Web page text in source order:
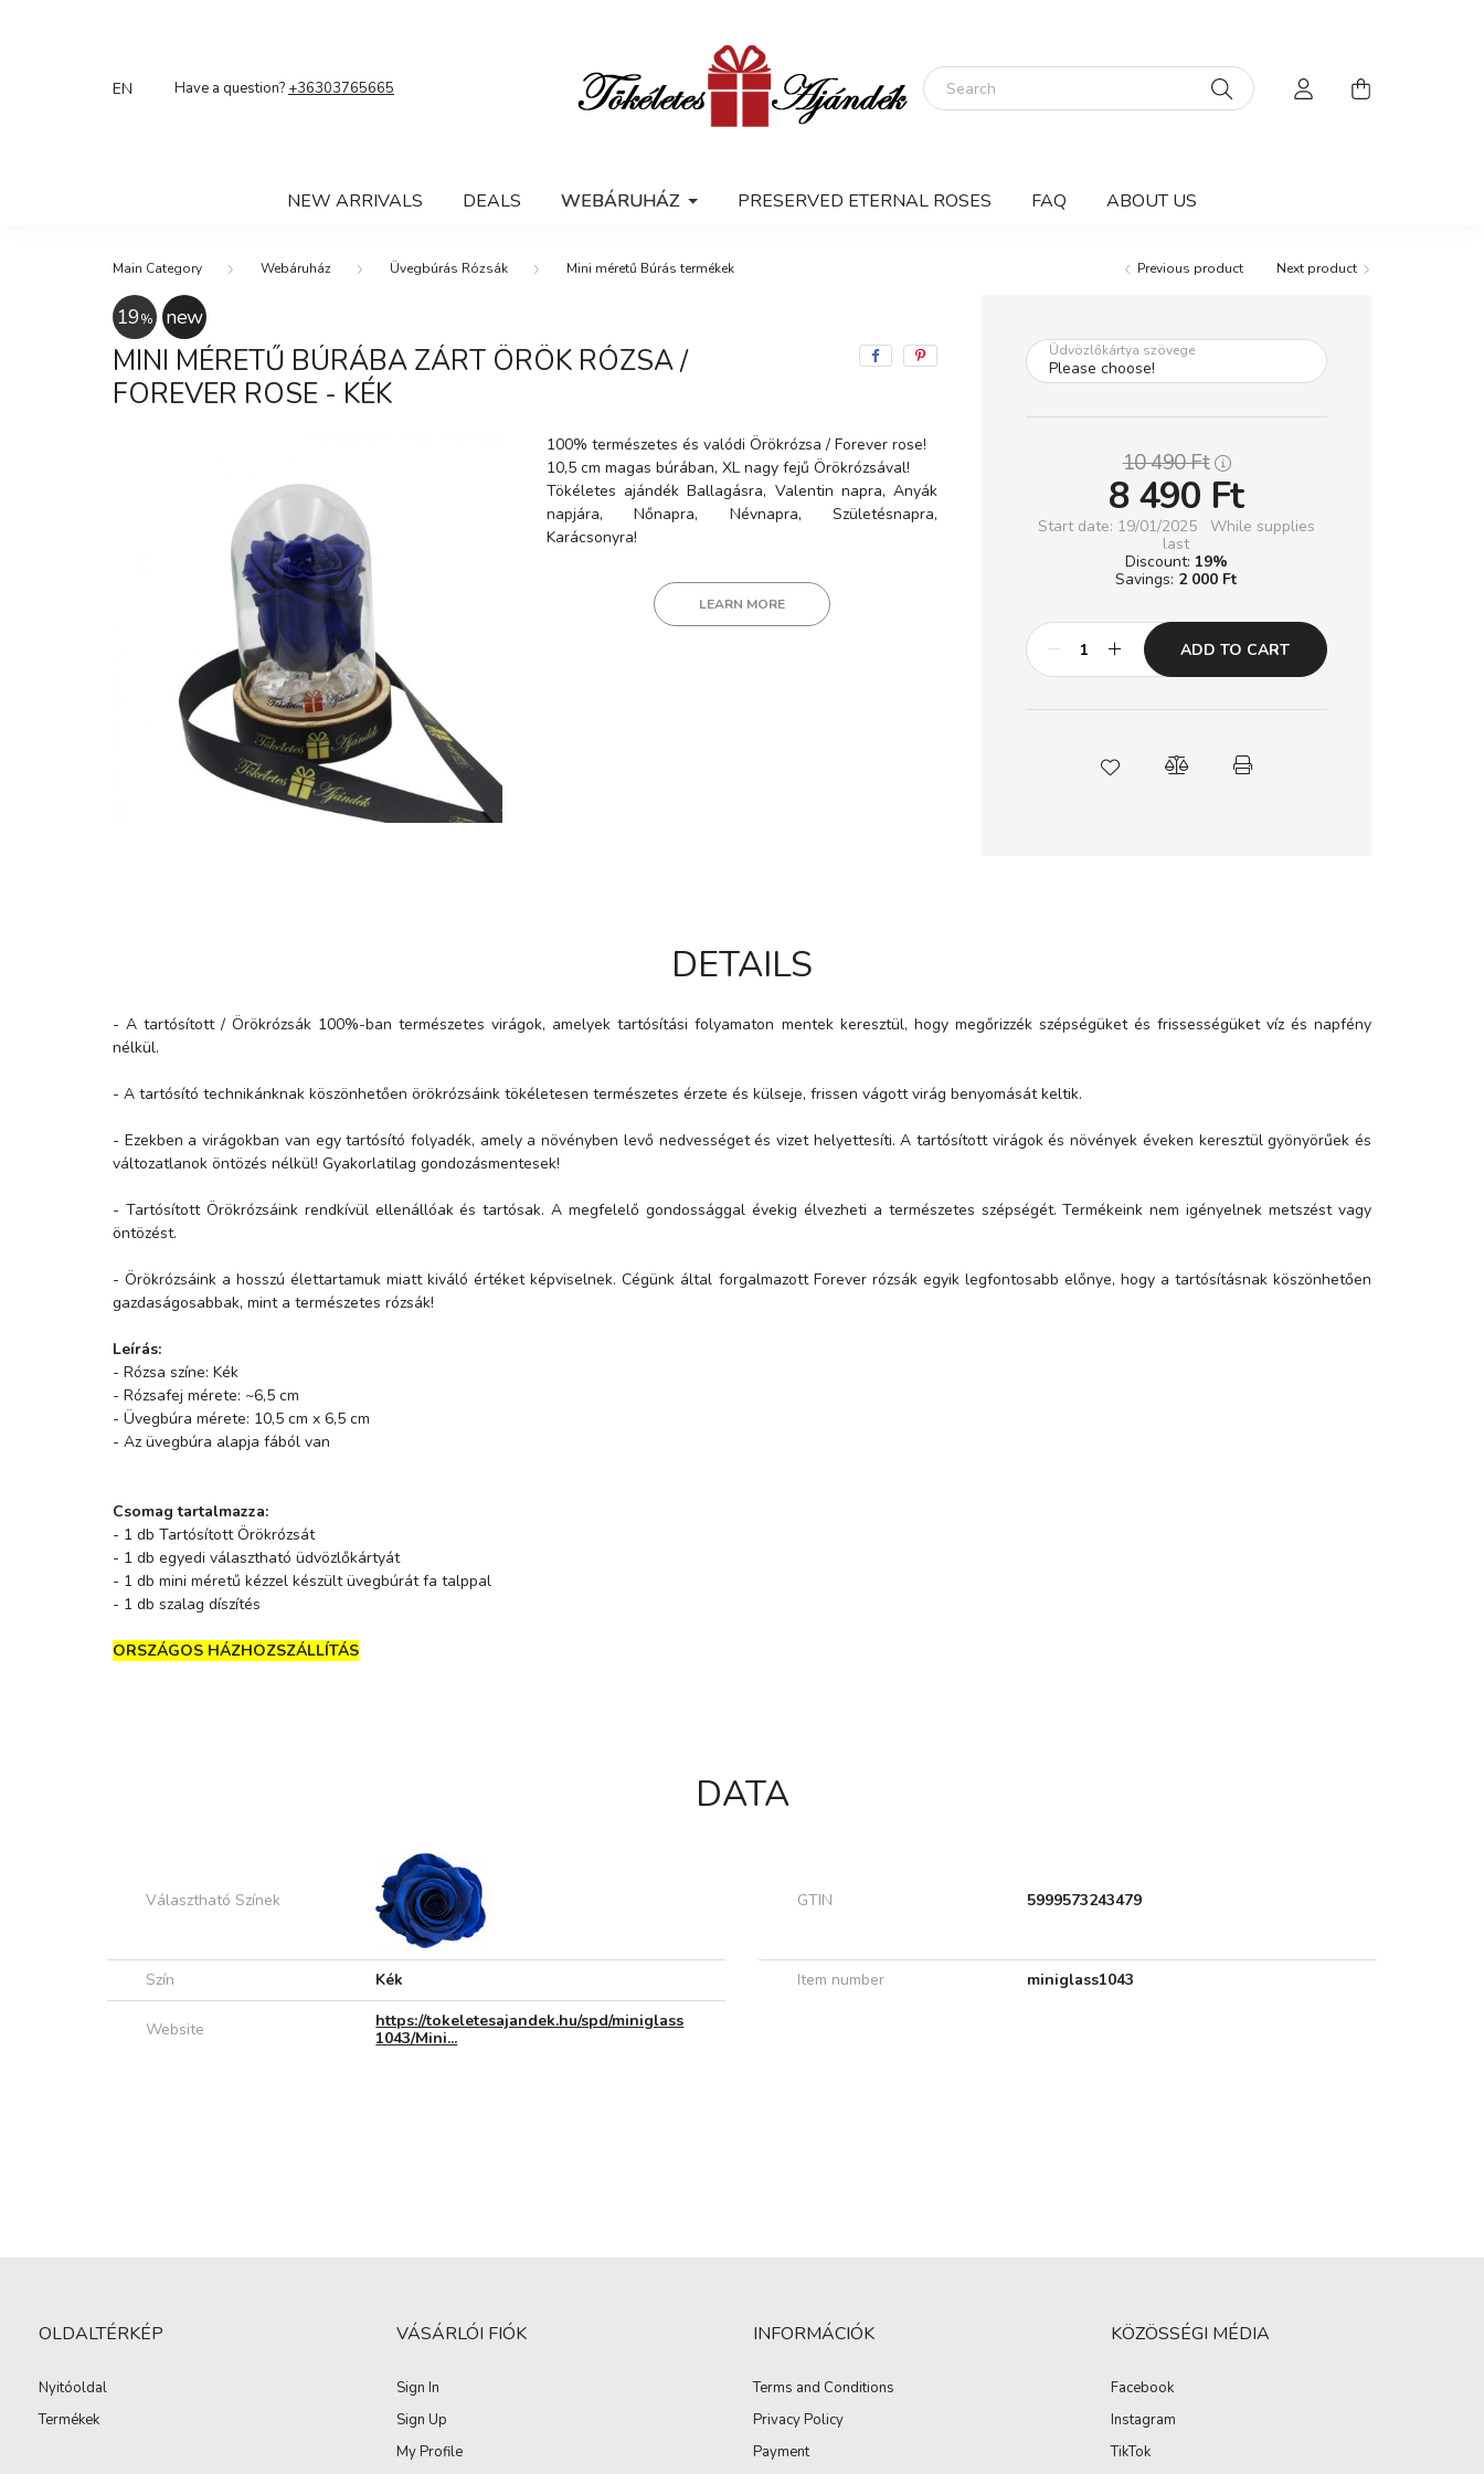
Have a question? +36303765665
NEW ARRIVALS DEALS WEBÁRUHÁZ PRESERVED ETERNAL ROSES FAQ ABOUT US
Webáruház Üvegbúrás Rózsák Mini méretű Búrás termékek Previous product Next product
19 new
MINI MÉRETŰ BÚRÁBA ZÁRT ÖRÖK RÓZSA /
FOREVER ROSE - KÉK
100% természetes és valódi Örökrózsa / Forever rose!
10,5 cm magas búrában, XL nagy fejű Örökrózsával!
Tökéletes ajándék Ballagásra, Valentin napra, Anyák
napjára, Nőnapra, Névnapra, Születésnapra,
Karácsonyra!
LEARN MORE
Üdvözlőkártya szövege
10 490Ft
8 490 Ft
Start date: 19/01/2025
While supplies
last
Discount 19
Savings 2 000 Ft
ADD TO CART
DETAILS
- A tartósított / Örökrózsák 100%-ban természetes virágok, amelyek tartósítási folyamaton mentek keresztül, hogy megőrizzék szépségüket és frissességüket víz és napfény
nélkül.
- A tartósító technikánknak köszönhetően örökrózsáink tökéletesen természetes érzete és külseje, frissen vágott virág benyomását keltik.
- Ezekben a virágokban van egy tartósító folyadék, amely a növényben levő nedvességet és vizet helyettesíti. A tartósított virágok és növények éveken keresztül gyönyörűek és
változatlanok öntözés nélkül! Gyakorlatilag gondozásmentesek!
- Tartósított Örökrózsáink rendkívül ellenállóak és tartósak. A megfelelő gondossággal évekig élvezheti a természetes szépségét. Termékeink nem igényelnek metszést vagy
öntözést.
- Örökrózsáink a hosszú élettartamuk miatt kiváló értéket képviselnek. Cégünk által forgalmazott Forever rózsák egyik legfontosabb előnye, hogy a tartósításnak köszönhetően
gazdaságosabbak, mint a természetes rózsák!
Leírás:
- Rózsa színe: Kék
- Rózsafej mérete: ~6,5 cm
- Üvegbúra mérete: 10,5 cm x 6,5 cm
- Az üvegbúra alapja fából van
Csomag tartalmazza:
- 1 db Tartósított Örökrózsát
- 1 db egyedi választható üdvözlőkártyát
- 1 db mini méretű kézzel készült üvegbúrát fa talppal
- 1 db szalag díszítés
ORSZÁGOS HÁZHOZSZÁLLÍTÁS
DATA
Választható Színek GTIN 5999573243479
Szín Kék Item number miniglass1043
Website
https://tokeletesajandek.hu/spd/miniglass
1043/Mini...
OLDALTÉRKÉP
Nyitóoldal
Termékek
VÁSÁRLÓI FIÓK
Sign In
Sign Up
My Profile
INFORMÁCIÓK
Terms and Conditions
Privacy Policy
Payment
KÖZÖSSÉGI MÉDIA
Facebook
Instagram
TikTok